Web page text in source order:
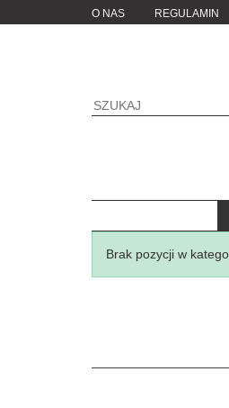
O NAS REGULAMIN
Brak pozycji w